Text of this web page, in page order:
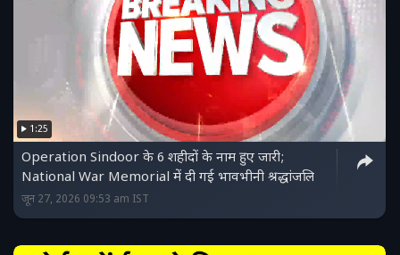
1:25
Operation Sindoor के 6 शहीदों के नाम हुए जारी;
National War Memorial में दी गई भावभीनी श्रद्धांजलि
जून 27, 2026 09:53 am IST